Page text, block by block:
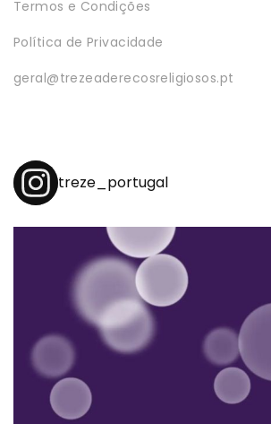
Termos e Condições
Política de Privacidade
geral@trezeaderecosreligiosos.pt
treze_portugal